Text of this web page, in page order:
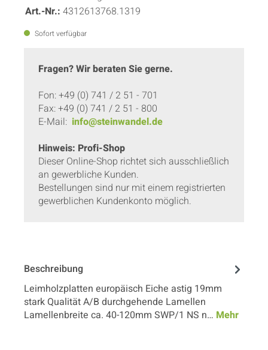
Art.-Nr.: 4312613768.1319
Sofort verfügbar
Fragen? Wir beraten Sie gerne.
Fon: +49 (0) 741 / 2 51 - 701
Fax: +49 (0) 741 / 2 51 - 800
E-Mail: info@steinwandel.de
Hinweis: Profi-Shop
Dieser Online-Shop richtet sich ausschließlich
an gewerbliche Kunden.
Bestellungen sind nur mit einem registrierten
gewerblichen Kundenkonto möglich.
Beschreibung
Leimholzplatten europäisch Eiche astig 19mm
stark Qualität A/B durchgehende Lamellen
Lamellenbreite ca. 40-120mm SWP/1 NS n… Mehr